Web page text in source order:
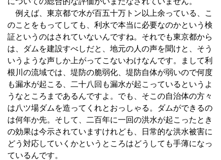
例えば、東京都で水が百五十万トン以上余っている、こ
のことをもってしても、利水で本当に必要なのかという検
証というのはされていないんですね。それでも東京都から
は、ダムを建設すべしだと、地元の人の声を聞けと、そう
いうような声しか上がってこないわけなんです。まして利
根川の流域では、堤防の脆弱化、堤防自体が弱いので何度
も漏水が起こる、二十八回も漏水が起こっているというよ
うなところまであるんですよ。でも、そこの自治体の方々
は八ツ場ダムを造ってくれとおっしゃる。ダムができるの
は何年か先。そして、二百年に一回の洪水が起こったとき
の効果は今示されていますけれども、日常的な洪水被害に
どう対応していくかというところはどうしても手薄になっ
ているんです。